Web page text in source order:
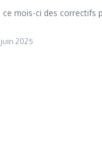
mois-ci des correctifs
juin 2025